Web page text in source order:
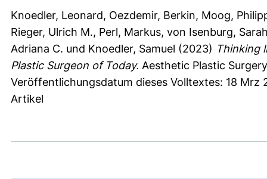
Knoedler, Leonard, Oezdemir, Berkin, Moog,
Rieger, Ulrich M., Perl, Markus, von Isenburg,
Adriana C. und Knoedler, Samuel (2023) Thinking
Plastic Surgeon of Today. Aesthetic Plastic
Veröffentlichungsdatum dieses Volltextes: 18 Mrz
Artikel